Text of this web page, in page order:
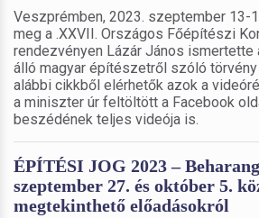
Veszprémben, 2023. szeptember 13-
meg a .XXVII. Országos Főépítészi
rendezvényen Lázár János
álló magyar építészetről szóló
alábbi cikkből elérhetők azok a
a miniszter úr feltöltött a Facebook
beszédének teljes videója is.
ÉPÍTÉSI JOG 2023 –
szeptember 27. és október 5.
megtekinthető előadásokról